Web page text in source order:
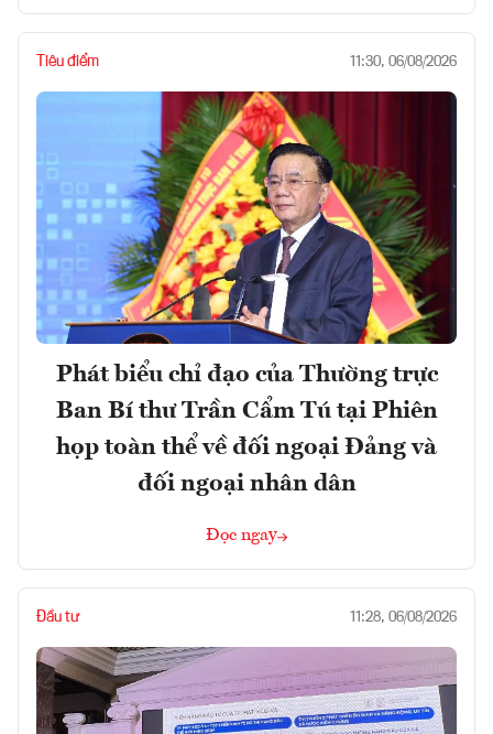
Tiêu điểm 11:30, 06/08/2026
Phát biểu chỉ đạo của Thường trực
Ban Bí thư Trần Cẩm Tú tại Phiên
họp toàn thể về đối ngoại Đảng và
đối ngoại nhân dân
Đọc ngay
Đầu tư 11:28, 06/08/2026